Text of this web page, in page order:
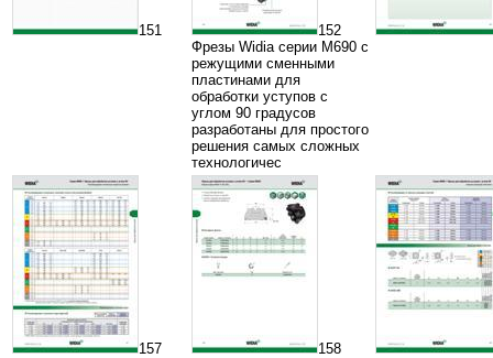
151
152
Фрезы Widia серии M690 с
режущими сменными
пластинами для
обработки уступов с
углом 90 градусов
разработаны для простого
решения самых сложных
технологичес
157 158